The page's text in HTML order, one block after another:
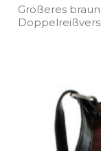
Größeres